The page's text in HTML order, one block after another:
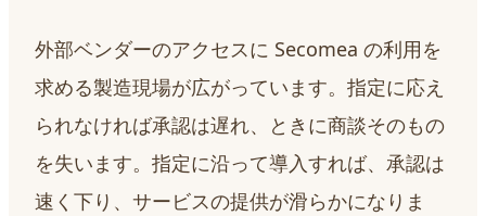
外部ベンダーのアクセスに Secomea の利用を
求める製造現場が広がっています。指定に応え
られなければ承認は遅れ、ときに商談そのもの
を失います。指定に沿って導入すれば、承認は
速く下り、サービスの提供が滑らかになりま